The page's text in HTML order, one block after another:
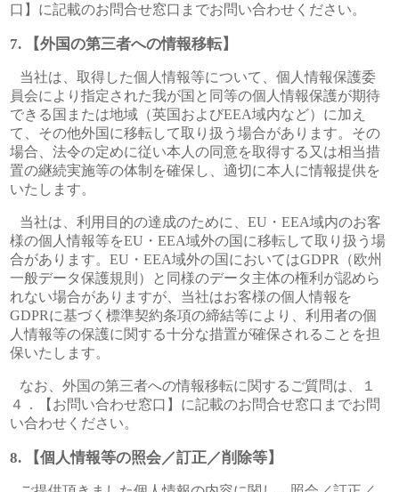
口】に記載のお問合せ窓口までお問い合わせください。
【外国の第三者への情報移転】
当社は、取得した個人情報等について、個人情報保護委
員会により指定された我が国と同等の個人情報保護が期待
できる国または地域（英国およびEEA域内など）に加え
て、その他外国に移転して取り扱う場合があります。その
場合、法令の定めに従い本人の同意を取得する又は相当措
置の継続実施等の体制を確保し、適切に本人に情報提供を
いたします。
当社は、利用目的の達成のために、EU・EEA域内のお客
様の個人情報等をEU・EEA域外の国に移転して取り扱う場
合があります。EU・EEA域外の国においてはGDPR（欧州
一般データ保護規則）と同様のデータ主体の権利が認めら
れない場合がありますが、当社はお客様の個人情報を
GDPRに基づく標準契約条項の締結等により、利用者の個
人情報等の保護に関する十分な措置が確保されることを担
保いたします。
なお、外国の第三者への情報移転に関するご質問は、１
４．【お問い合わせ窓口】に記載のお問合せ窓口までお問
い合わせください。
【個人情報等の照会／訂正／削除等】